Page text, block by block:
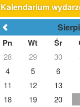
Kalendarium
Pn Wt Śr
28 29 30
4
5 6
11
12 13
18
19 20